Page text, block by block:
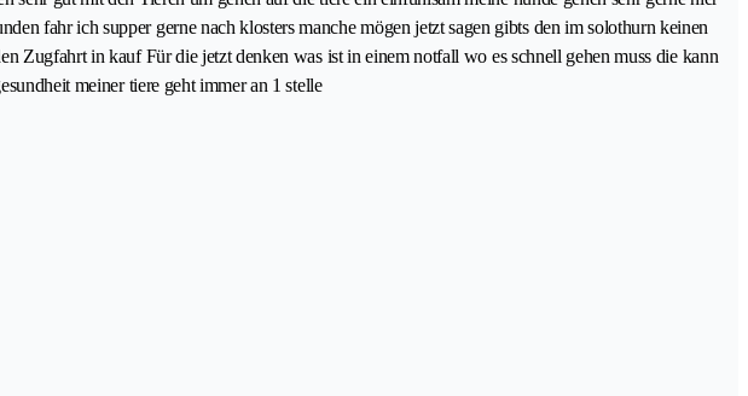
fahr ich supper gerne nach klosters manche mögen jetzt sagen gibts den im solothurn keinen
Zugfahrt in kauf Für die jetzt denken was ist in einem notfall wo es schnell gehen muss die kann
meiner tiere geht immer an 1 stelle